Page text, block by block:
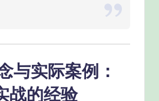
与实际案例：
战的经验